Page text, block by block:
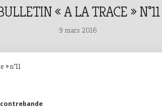
« A LA TRACE » N°11
9 mars 2016
» n°11